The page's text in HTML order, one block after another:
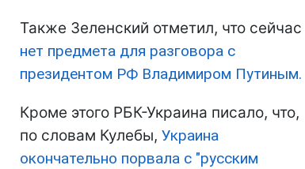
Также Зеленский отметил, что сейчас
нет предмета для разговора с
президентом РФ Владимиром Путиным.
Кроме этого РБК-Украина писало, что,
по словам Кулебы, Украина
окончательно порвала с "русским